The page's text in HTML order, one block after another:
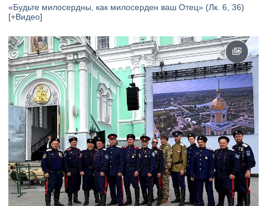
«Будьте милосердны, как милосерден ваш Отец» (Лк. 6, 36)
[+Видео]